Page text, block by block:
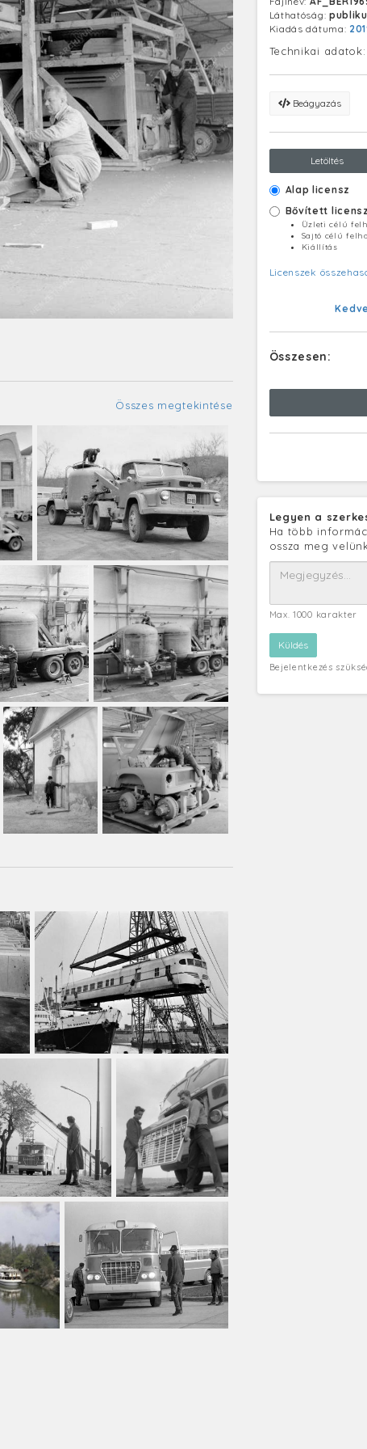
Összes megtekintése
másik
járművet már
a Szovjetunióba
Láthatóság:
Kiadás dátuma:
Technikai
Beágyazás
Letöltés
Alap licensz
Bővített licensz
Üzleti célú
Sajtó célú
Kiállítás
Licenszek
Összesen:
Legyen a
Ha több
ossza meg
Max. 1000 karakter
Bejelentkezés